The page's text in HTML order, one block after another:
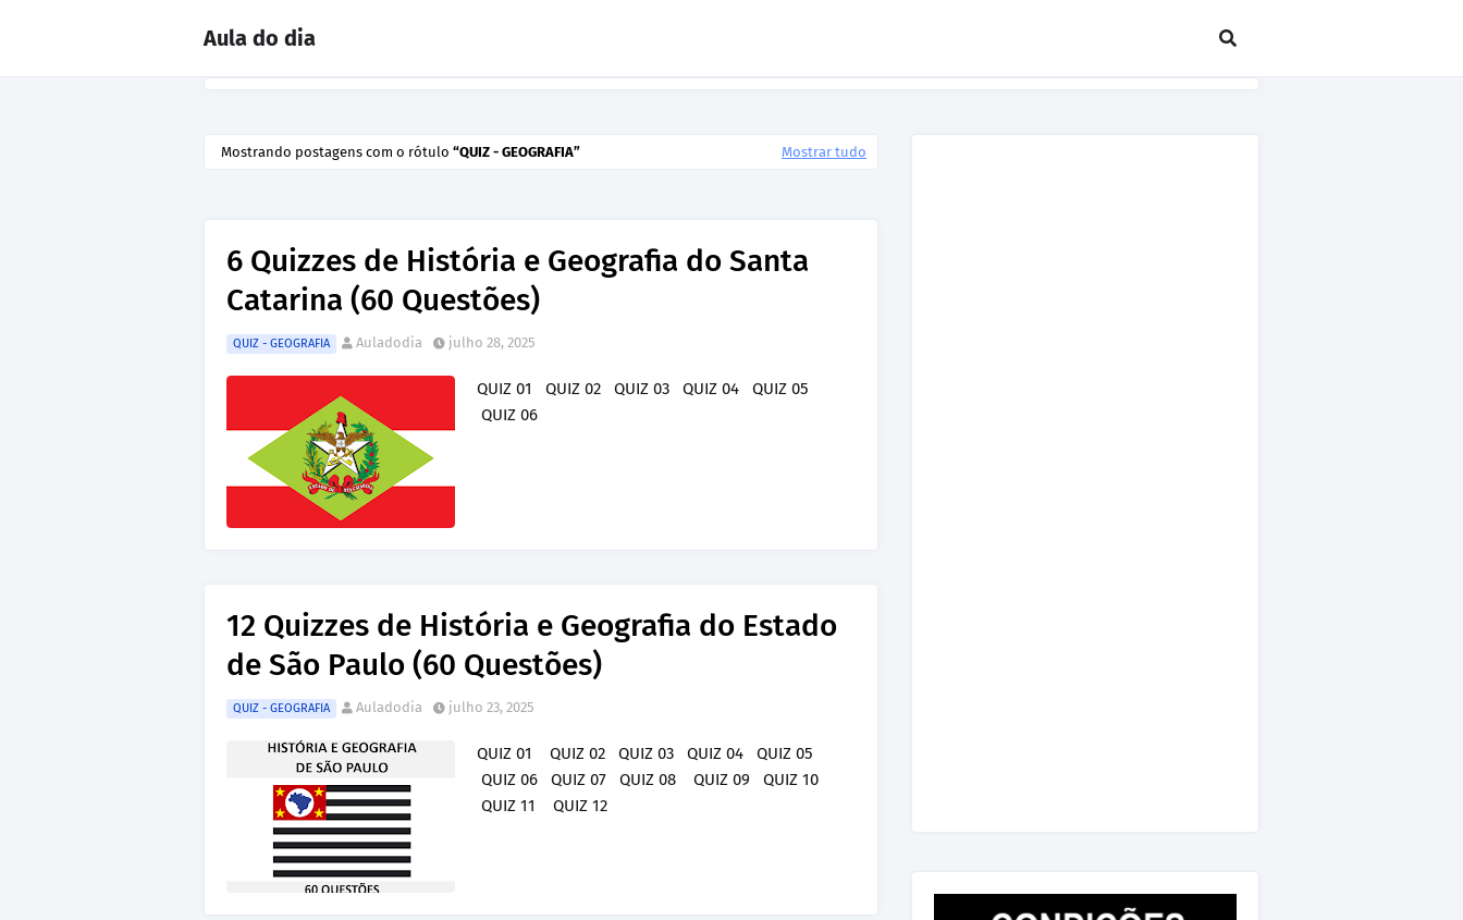
Aula do dia
Mostrando postagens com o rótulo QUIZ - GEOGRAFIA Mostrar tudo
6 Quizzes de História e Geografia do Santa
Catarina (60 Questões)
QUIZ - GEOGRAFIA Auladodia julho 28, 2025
QUIZ 01 QUIZ 02 QUIZ 03 QUIZ 04 QUIZ 05
QUIZ 06
12 Quizzes de História e Geografia do Estado
de São Paulo (60 Questões)
QUIZ - GEOGRAFIA Auladodia julho 23, 2025
QUIZ 01 QUIZ 02 QUIZ 03 QUIZ 04 QUIZ 05
QUIZ 06 QUIZ 07 QUIZ 08 QUIZ 09 QUIZ 10
QUIZ 11 QUIZ 12